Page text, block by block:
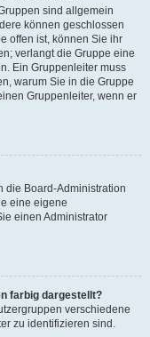
sind allgemein
können geschlossen
offen ist, können Sie ihr
verlangt die Gruppe eine
Ein Gruppenleiter muss
warum Sie in die Gruppe
Gruppenleiter, wenn er
die Board-Administration
eine eigene
einen Administrator
farbig dargestellt?
verschiedene
zu identifizieren sind.